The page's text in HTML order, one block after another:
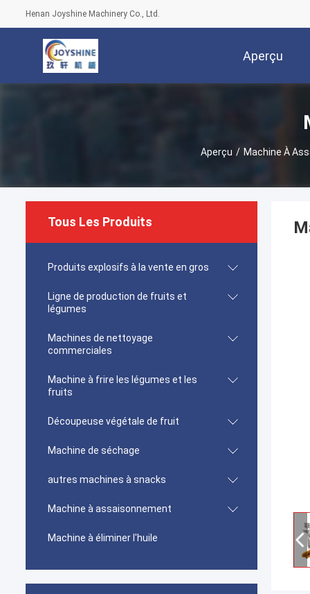
Henan Joyshine Machinery Co., Ltd.
Aperçu
Aperçu / Machine À
Tous Les Produits
Produits explosifs à la vente en gros
Ligne de production de fruits et
légumes
Machines de nettoyage
commerciales
Machine à frire les légumes et les
fruits
Découpeuse végétale de fruit
Machine de séchage
autres machines à snacks
Machine à assaisonnement
Machine à éliminer l'huile